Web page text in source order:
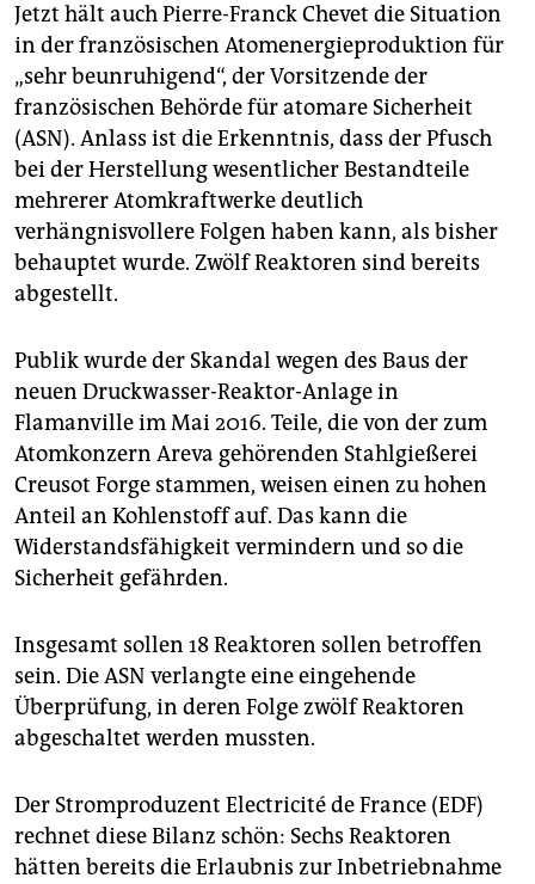
abo
genossenschaft
epaper login
Jetzt hält auch Pierre-Franck Chevet die Situation
in der französischen Atomenergieproduktion für
„sehr beunruhigend“, der Vorsitzende der
französischen Behörde für atomare Sicherheit
(ASN). Anlass ist die Erkenntnis, dass der Pfusch
bei der Herstellung wesentlicher Bestandteile
mehrerer Atomkraftwerke deutlich
verhängnisvollere Folgen haben kann, als bisher
behauptet wurde. Zwölf Reaktoren sind bereits
abgestellt.
Publik wurde der Skandal wegen des Baus der
neuen Druckwasser-Reaktor-Anlage in
Flamanville im Mai 2016. Teile, die von der zum
Atomkonzern Areva gehörenden Stahlgießerei
Creusot Forge stammen, weisen einen zu hohen
Anteil an Kohlenstoff auf. Das kann die
Widerstandsfähigkeit vermindern und so die
Sicherheit gefährden.
Insgesamt sollen 18 Reaktoren sollen betroffen
sein. Die ASN verlangte eine eingehende
Überprüfung, in deren Folge zwölf Reaktoren
abgeschaltet werden mussten.
Der Stromproduzent Electricité de France (EDF)
rechnet diese Bilanz schön: Sechs Reaktoren
hätten bereits die Erlaubnis zur Inbetriebnahme